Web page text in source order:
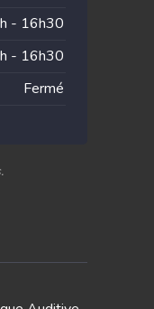
- 16h30
- 16h30
Fermé